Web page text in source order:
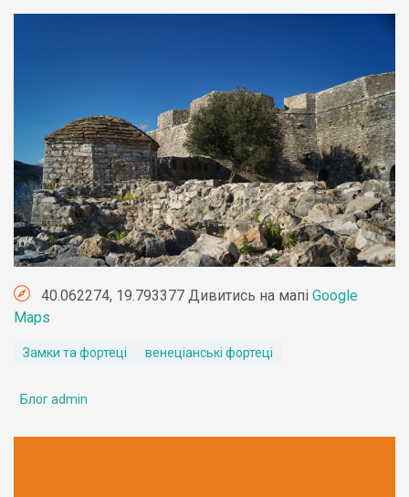
40.062274, 19.793377 Дивитись на мапі Google
Maps
Замки та фортеці венеціанські фортеці
Блог admin